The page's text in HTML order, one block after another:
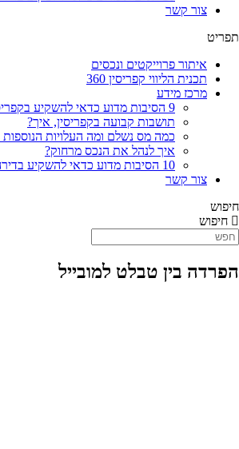
צור קשר
תפריט
איתור פרוייקטים ונכסים
תכנית הליווי קפריסין 360
מרכז מידע
9 הסיבות מדוע כדאי להשקיע בקפריסין
תושבות קבועה בקפריסין, איך?
כמה מס נשלם ומה העלויות הנוספות
איך לנהל את הנכס מרחוק?
10 הסיבות מדוע כדאי להשקיע בדירה חדשה בחו”ל בשלב הפריסייל
צור קשר
חיפוש
חיפוש
הפרדה בין טבלט למובייל